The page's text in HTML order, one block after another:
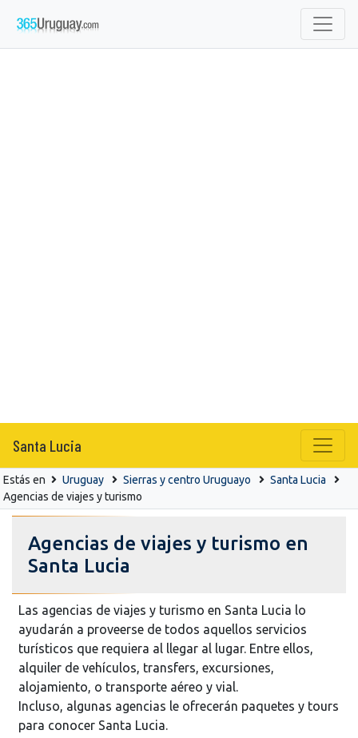
Santa Lucia
Estás en Uruguay Sierras y centro Uruguayo
Santa Lucia
Agencias de viajes y turismo
Agencias de viajes y turismo en
Santa Lucia
Las agencias de viajes y turismo en Santa Lucia lo
ayudarán a proveerse de todos aquellos servicios
turísticos que requiera al llegar al lugar. Entre ellos,
alquiler de vehículos, transfers, excursiones,
alojamiento, o transporte aéreo y vial.
Incluso, algunas agencias le ofrecerán paquetes y tours
para conocer Santa Lucia.